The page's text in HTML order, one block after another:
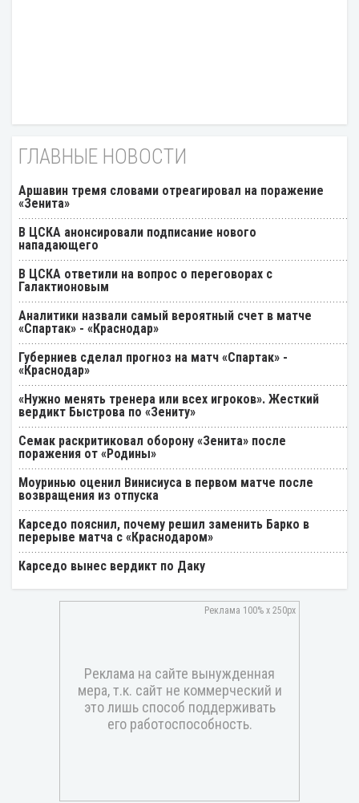
ГЛАВНЫЕ НОВОСТИ
Аршавин тремя словами отреагировал на поражение
«Зенита»
В ЦСКА анонсировали подписание нового
нападающего
В ЦСКА ответили на вопрос о переговорах с
Галактионовым
Аналитики назвали самый вероятный счет в матче
«Спартак» - «Краснодар»
Губерниев сделал прогноз на матч «Спартак» -
«Краснодар»
«Нужно менять тренера или всех игроков». Жесткий
вердикт Быстрова по «Зениту»
Семак раскритиковал оборону «Зенита» после
поражения от «Родины»
Моуринью оценил Винисиуса в первом матче после
возвращения из отпуска
Карседо пояснил, почему решил заменить Барко в
перерыве матча с «Краснодаром»
Карседо вынес вердикт по Даку